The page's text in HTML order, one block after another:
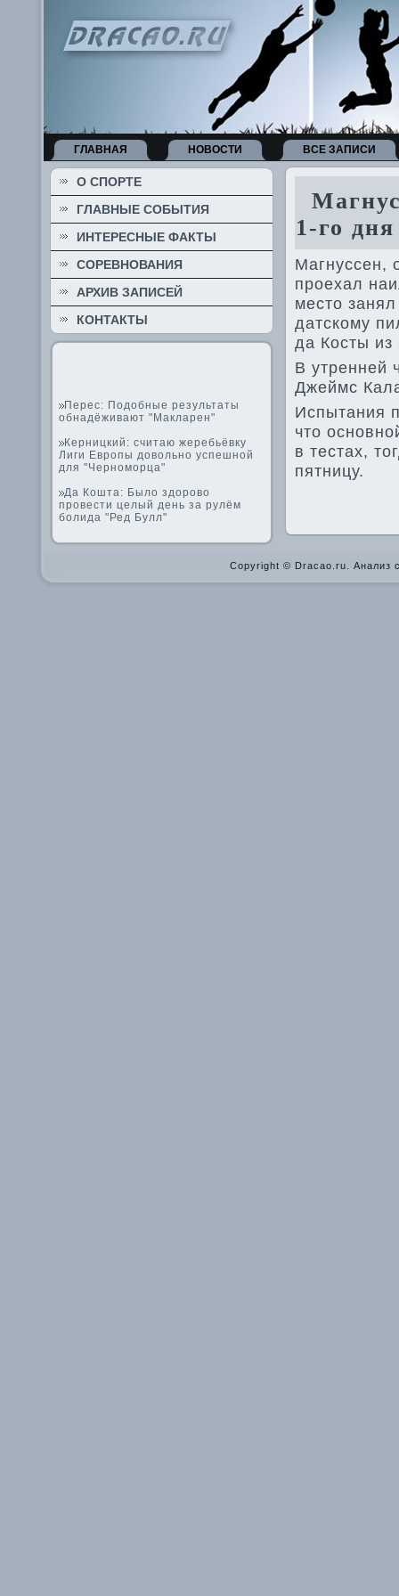
ГЛАВНАЯ НОВОСТИ ВСЕ ЗАПИСИ
О СПОРТЕ
ГЛАВНЫЕ СОБЫТИЯ
ИНТЕРЕСНЫЕ ФАКТЫ
СОРЕВНОВАНИЯ
АРХИВ ЗАПИСЕЙ
КОНТАКТЫ
Перес: Подобные результаты
обнадёживают "Макларен"
Керницкий: считаю жеребьёвку
Лиги Европы довольно успешной
для "Черноморца"
Да Кошта: Было здорово
провести целый день за рулём
болида "Ред Булл"
1-го
Магнуссен,
проехал
место
датскому
да Косты
В утренней
Джеймс
Испытания
что
в тестах,
пятницу.
Copyright © Dracao.ru. Анализ